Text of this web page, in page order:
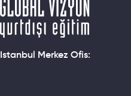
Istanbul Merkez Ofis: